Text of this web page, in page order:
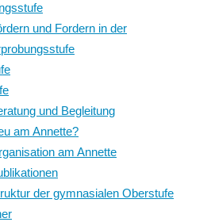
und Fordern in der
und Begleitung
am Annette?
am Annette
der gymnasialen Oberstufe